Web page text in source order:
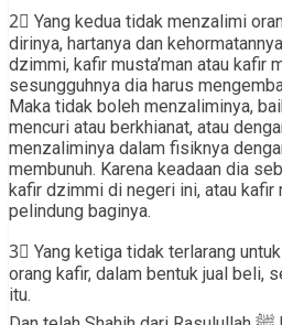
2⃣ Yang kedua tidak menzalimi
dirinya, hartanya dan
dzimmi, kafir musta’man atau kafir
sesungguhnya dia harus
Maka tidak boleh menzaliminya,
mencuri atau berkhianat, atau
menzaliminya dalam fisiknya
membunuh. Karena keadaan dia
kafir dzimmi di negeri ini, atau kafir
pelindung baginya.
3⃣ Yang ketiga tidak terlarang
orang kafir, dalam bentuk jual beli,
itu.